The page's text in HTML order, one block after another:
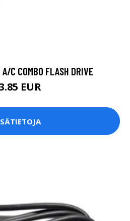
C COMBO FLASH DRIVE
EUR